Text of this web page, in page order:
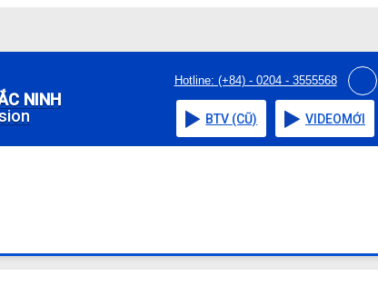
NINH
Hotline: (+84) - 0204 - 3555568
BTV (CŨ) VIDEOMỚI